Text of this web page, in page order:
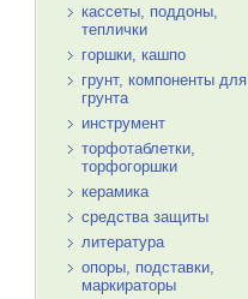
кассеты, поддоны,
теплички
горшки, кашпо
грунт, компоненты для
грунта
инструмент
торфотаблетки,
торфогоршки
керамика
средства защиты
литература
опоры, подставки,
маркираторы